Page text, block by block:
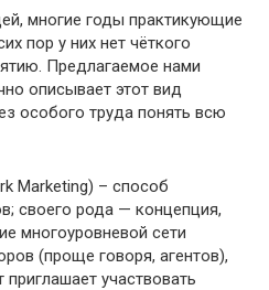
многие годы практикующие
пор у них нет чёткого
Предлагаемое нами
описывает этот вид
особого труда понять всю
Marketing) – способ
своего рода — концепция,
многоуровневой сети
(проще говоря, агентов),
участвовать